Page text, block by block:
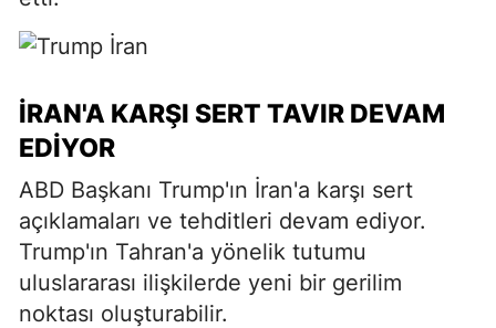
İRAN'A KARŞI SERT TAVIR DEVAM
EDIYOR
ABD Başkanı Trump'ın İran'a karşı sert
açıklamaları ve tehditleri devam ediyor.
Trump'ın Tahran'a yönelik tutumu
uluslararası ilişkilerde yeni bir gerilim
noktası oluşturabilir.